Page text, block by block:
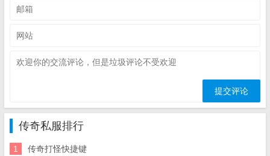
传奇私服排行
1 传奇打怪快捷键